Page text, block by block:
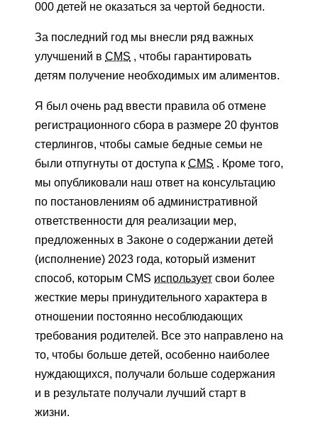
000 детей не оказаться за чертой бедности.
За последний год мы внесли ряд важных
улучшений в CMS , чтобы гарантировать
детям получение необходимых им алиментов.
Я был очень рад ввести правила об отмене
регистрационного сбора в размере 20 фунтов
стерлингов, чтобы самые бедные семьи не
были отпугнуты от доступа к CMS . Кроме того,
мы опубликовали наш ответ на консультацию
по постановлениям об административной
ответственности для реализации мер,
предложенных в Законе о содержании детей
(исполнение) 2023 года, который изменит
способ, которым CMS использует свои более
жесткие меры принудительного характера в
отношении постоянно несоблюдающих
требования родителей. Все это направлено на
то, чтобы больше детей, особенно наиболее
нуждающихся, получали больше содержания
и в результате получали лучший старт в
жизни.